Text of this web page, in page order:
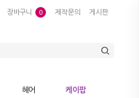
장바구니 0 제작문의 게시판
헤어 케이팝